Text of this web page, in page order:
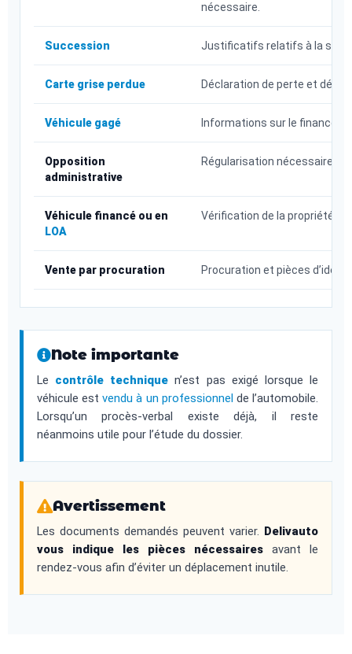
nécessaire.
Succession Justificatifs relatifs à la
Carte grise perdue Déclaration de perte et
Véhicule gagé Informations sur le
Opposition
administrative
Régularisation nécessaire
Véhicule financé ou en
LOA
Vérification de la propriété et
Vente par procuration Procuration et pièces
Note importante
Le contrôle technique n’est pas exigé lorsque le
véhicule estvendu à un professionnel de l’automobile.
Lorsqu’un procès-verbal existe déjà, il reste
néanmoins utile pour l’étude du dossier.
Avertissement
Les documents demandés peuvent varier. Delivauto
vous indique les pièces nécessaires avant le
rendez-vous afin d’éviter un déplacement inutile.